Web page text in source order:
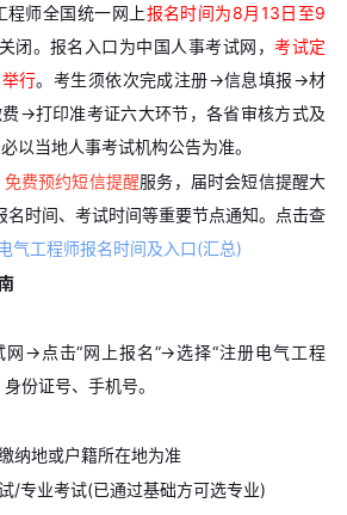
程师全国统一网上报名时间为8月13日至9
闭。报名入口为中国人事考试网，考试定
行。考生须依次完成注册→信息填报→材
→打印准考证六大环节，各省审核方式及
以当地人事考试机构公告为准。
免费预约短信提醒服务，届时会短信提醒大
时间、考试时间等重要节点通知。点击查
气工程师报名时间及入口(汇总)
网→点击“网上报名”→选择“注册电气工程
份证号、手机号。
纳地或户籍所在地为准
/专业考试(已通过基础方可选专业)